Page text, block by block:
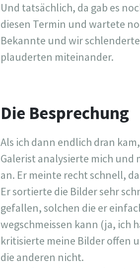
Und tatsächlich, da gab es
diesen Termin und wartete
Bekannte und wir
plauderten miteinander.
Die Besprechung
Als ich dann endlich dran
Galerist analysierte mich und
an. Er meinte recht schnell,
Er sortierte die Bilder sehr
gefallen, solchen die er
wegschmeissen kann (ja, ich
kritisierte meine Bilder offen
die anderen nicht.